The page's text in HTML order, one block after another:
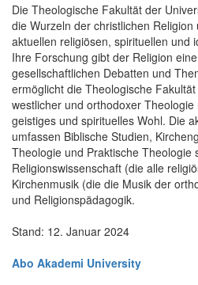
Die Theologische Fakultät der
die Wurzeln der christlichen
aktuellen religiösen, spirituellen und
Ihre Forschung gibt der Religion
gesellschaftlichen Debatten und
ermöglicht die Theologische
westlicher und orthodoxer
geistiges und spirituelles Wohl. Die
umfassen Biblische Studien,
Theologie und Praktische Theologie
Religionswissenschaft (die alle
Kirchenmusik (die die Musik der
und Religionspädagogik.
Stand: 12. Januar 2024
Abo Akademi University